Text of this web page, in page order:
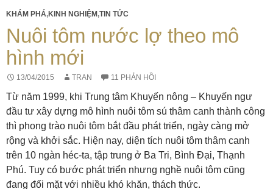
KHÁM PHÁ,KINH NGHIỆM ,TIN TỨC
Nuôi tôm nước lợ theo mô
hình mới
13/04/2015 TRAN 11 PHẢN HỒI
Từ năm 1999, khi Trung tâm Khuyến nông – Khuyến ngư
đầu tư xây dựng mô hình nuôi tôm sú thâm canh thành công
thì phong trào nuôi tôm bắt đầu phát triển, ngày càng mở
rộng và khởi sắc. Hiện nay, diện tích nuôi tôm thâm canh
trên 10 ngàn héc-ta, tập trung ở Ba Tri, Bình Đại, Thạnh
Phú. Tuy có bước phát triển nhưng nghề nuôi tôm cũng
đang đối mặt với nhiều khó khăn, thách thức.